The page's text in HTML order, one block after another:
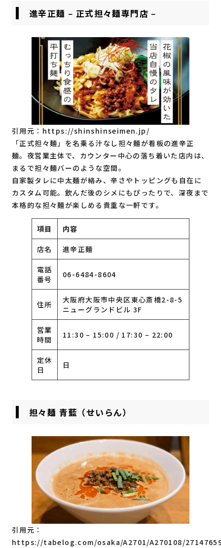
進辛正麺 ‒ 正式担々麺専門店 ‒
引用元： https://shinshinseimen.jp/
「正式担々麺」を名乗る汁なし担々麺が看板の進辛正
麺。夜営業主体で、カウンター中心の落ち着いた店内は、
まるで担々麺バーのような空間。
自家製タレに中太麺が絡み、辛さやトッピングも自在に
カスタム可能。飲んだ後のシメにもぴったりで、深夜まで
本格的な担々麺が楽しめる貴重な一軒です。
項目 内容
店名 進辛正麺
電話
番号
06-6484-8604
住所
大阪府大阪市中央区東心斎橋2-8-5
ニューグランドビル 3F
営業
時間
11:30 – 15:00 / 17:30 – 22:00
定休
日
日
担々麺 青藍（せいらん）
引用元：
https://tabelog.com/osaka/A2701/A270108/